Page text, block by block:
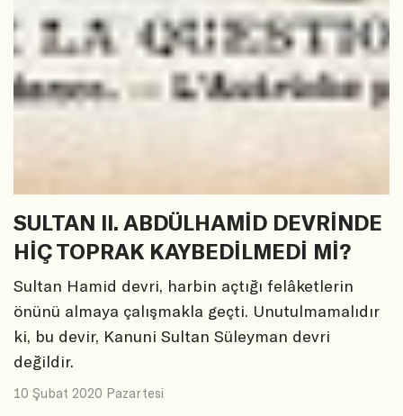
SULTAN II. ABDÜLHAMİD DEVRİNDE
HİÇ TOPRAK KAYBEDİLMEDİ Mİ?
Sultan Hamid devri, harbin açtığı felâketlerin
önünü almaya çalışmakla geçti. Unutulmamalıdır
ki, bu devir, Kanuni Sultan Süleyman devri
değildir.
10 Şubat 2020 Pazartesi